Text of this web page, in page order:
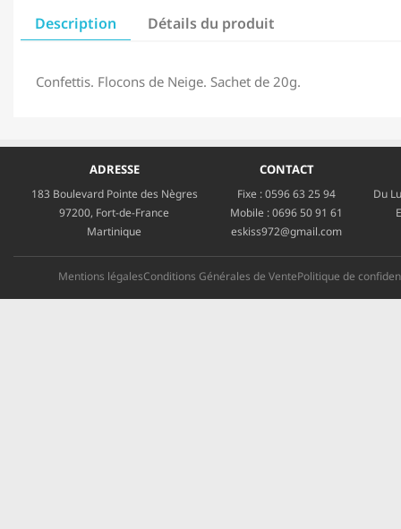
Description Détails du produit
Confettis. Flocons de Neige. Sachet de 20g.
ADRESSE
183 Boulevard Pointe des Nègres
97200, Fort-de-France
Martinique
CONTACT
Fixe :0596 63 25 94
Mobile :0696 50 91 61
eskiss972@gmail.com
Du
Mentions légalesConditions Générales de VentePolitique de